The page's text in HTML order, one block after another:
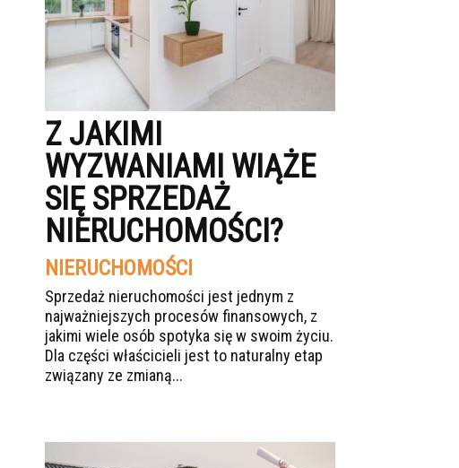
Z JAKIMI
WYZWANIAMI WIĄŻE
SIĘ SPRZEDAŻ
NIERUCHOMOŚCI?
NIERUCHOMOŚCI
Sprzedaż nieruchomości jest jednym z
najważniejszych procesów finansowych, z
jakimi wiele osób spotyka się w swoim życiu.
Dla części właścicieli jest to naturalny etap
związany ze zmianą...